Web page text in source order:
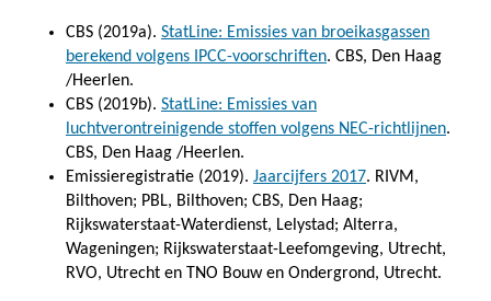
CBS (2019a). StatLine: Emissies van broeikasgassen
berekend volgens IPCC-voorschriften. CBS, Den Haag
/Heerlen.
CBS (2019b). StatLine: Emissies van
luchtverontreinigende stoffen volgens NEC-richtlijnen.
CBS, Den Haag /Heerlen.
Emissieregistratie (2019). Jaarcijfers 2017. RIVM,
Bilthoven; PBL, Bilthoven; CBS, Den Haag;
Rijkswaterstaat-Waterdienst, Lelystad; Alterra,
Wageningen; Rijkswaterstaat-Leefomgeving, Utrecht,
RVO, Utrecht en TNO Bouw en Ondergrond, Utrecht.